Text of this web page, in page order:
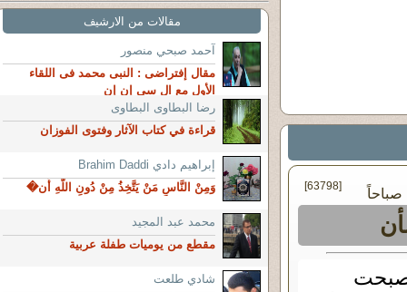
[63798]
مقالات من الارشيف
آحمد صبحي منصور
مقال إفتراضى : النبى محمد فى اللقاء
الأول مع ال سى إن إن
رضا البطاوى البطاوى
قراءة في كتاب الآثار وفتوى الفوزان
إبراهيم دادي Brahim Daddi
وَمِنْ النَّاسِ مَنْ يَتَّخِذُ مِنْ دُونِ اللَّهِ أَن�
محمد عبد المجيد
مقطع من يوميات طفلة عربية
شادي طلعت